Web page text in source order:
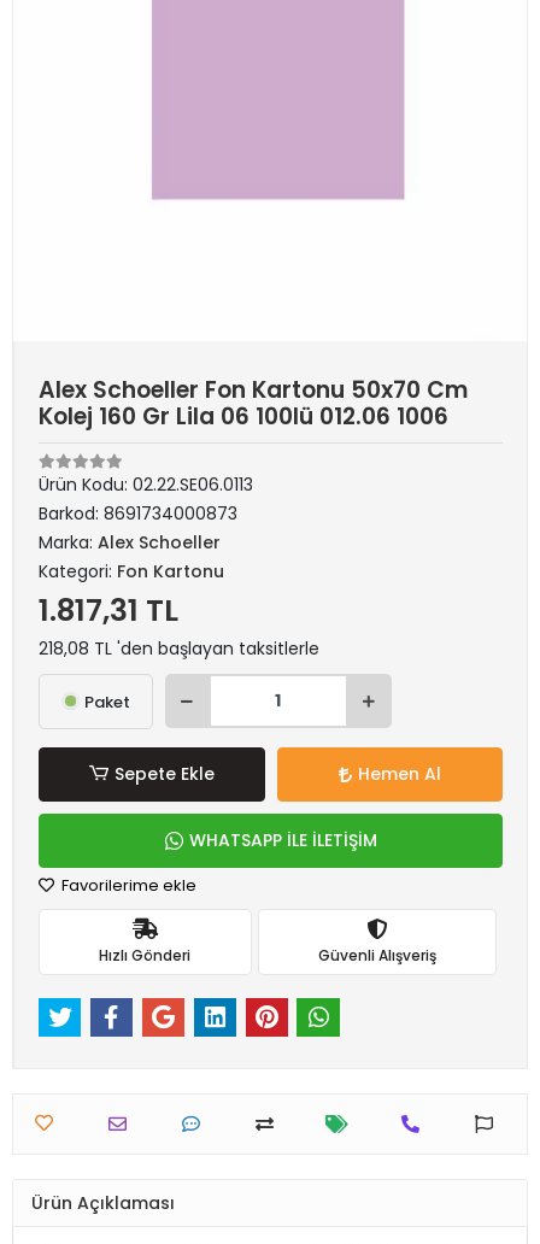
Alex Schoeller Fon Kartonu 50x70 Cm
Kolej 160 Gr Lila 06 100lü 012.06 1006
Ürün Kodu: 02.22.SE06.0113
Barkod: 8691734000873
Marka: Alex Schoeller
Kategori: Fon Kartonu
1.817,31 TL
218,08 TL 'den başlayan taksitlerle
Paket
Sepete Ekle Hemen Al
WHATSAPP İLE İLETİŞİM
Favorilerime ekle
Hızlı Gönderi Güvenli Alışveriş
Ürün Açıklaması